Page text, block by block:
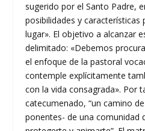
sugerido por el Santo Padre,
posibilidades y características
lugar». El objetivo a alcanzar
delimitado: «Debemos
el enfoque de la pastoral
contemple explícitamente
con la vida consagrada». Por
catecumenado, “un camino
ponentes- de una comunidad